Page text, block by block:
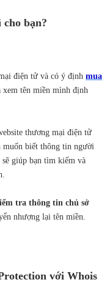
bạn?
điện tử và có ý định mua
xem tên miền mình định
thương mại điện tử
muốn biết thông tin người
giúp bạn tìm kiếm và
tra thông tin chủ sở
nhượng lại tên miền.
với Whois